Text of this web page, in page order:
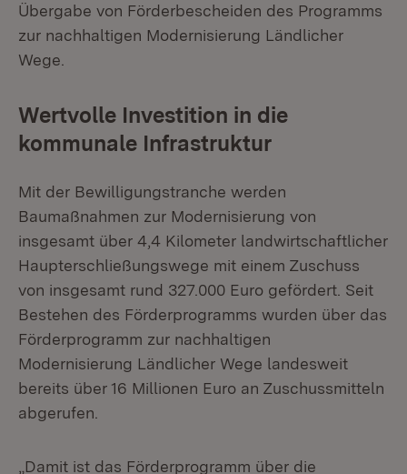
Übergabe von Förderbescheiden des Programms
zur nachhaltigen Modernisierung Ländlicher
Wege.
Wertvolle Investition in die
kommunale Infrastruktur
Mit der Bewilligungstranche werden
Baumaßnahmen zur Modernisierung von
insgesamt über 4,4 Kilometer landwirtschaftlicher
Haupterschließungswege mit einem Zuschuss
von insgesamt rund 327.000 Euro gefördert. Seit
Bestehen des Förderprogramms wurden über das
Förderprogramm zur nachhaltigen
Modernisierung Ländlicher Wege landesweit
bereits über 16 Millionen Euro an Zuschussmitteln
abgerufen.
„Damit ist das Förderprogramm über die